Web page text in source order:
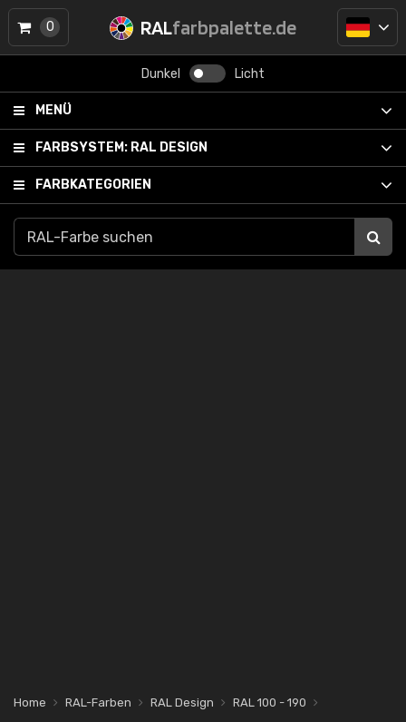
RALfarbpalette.de
Dunkel Licht
MENÜ
FARBSYSTEM: RAL DESIGN
FARBKATEGORIEN
0
Home RAL-Farben RAL Design
RAL 100 - 190